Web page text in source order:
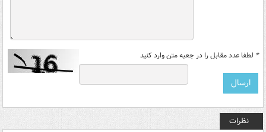
* لطفا عدد مقابل را در جعبه متن وارد کنید
نظرات